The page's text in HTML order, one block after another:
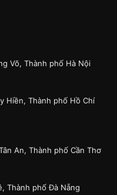
Võ, Thành phố Hà Nội
Hiền, Thành phố Hồ Chí
An, Thành phố Cần Thơ
Thành phố Đà Nẵng